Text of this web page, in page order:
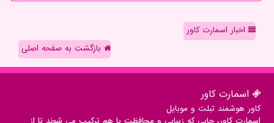
اخبار اسمارت کاور
بازگشت به صفحه اصلی
اسمارت كاور
کاور هوشمند تبلت و موبایل